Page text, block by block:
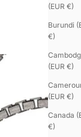
(EUR €)
Burundi
€)
(EUR €)
(EUR €)
Canada
€)